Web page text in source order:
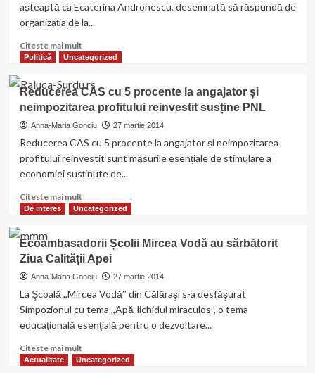
acţiunea
organizată
Mişcarea
Populară
așteaptă ca Ecaterina Andronescu, desemnată să răspundă de
organizația de la...
Citeste mai multRead
more
Valeriu
Zgonea
visează
la
şansele
în
Călăraşi:
la
europarlamentare
de
35-
Politică Uncategorized
Reducerea CAS cu 5 procente la angajator și
neimpozitarea profitului reinvestit susține PNL
Anna-Maria Gonciu 27 martie 2014
Reducerea CAS cu 5 procente la angajator și neimpozitarea
profitului reinvestit sunt măsurile esențiale de stimulare a
economiei susținute de...
Citeste mai multRead
more
CAS
cu
5
procente
angajator
și
profitului
reinvestit
De interes Uncategorized
Ecoambasadorii Școlii Mircea Vodă au sărbătorit
Ziua Calității Apei
Anna-Maria Gonciu 27 martie 2014
La Şcoală ,,Mircea Vodă’’ din Călăraşi s-a desfăşurat
Simpozionul cu tema ,,Apă-lichidul miraculos’’, o tema
educaţională esenţială pentru o dezvoltare...
Citeste mai multRead
more
Actualitate Uncategorized